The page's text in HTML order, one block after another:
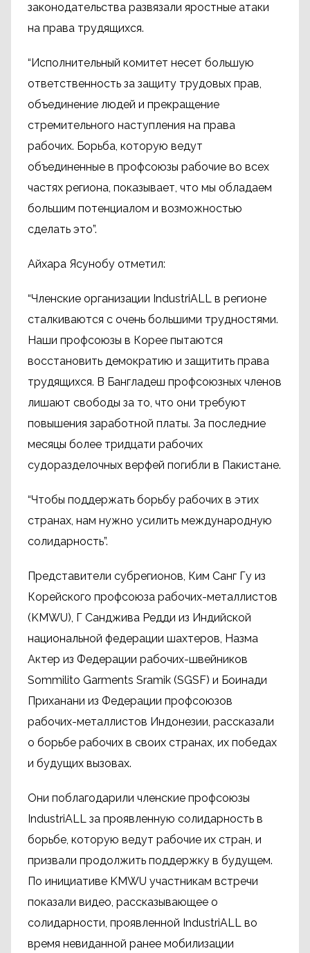
законодательства развязали яростные атаки
на права трудящихся.
“Исполнительный комитет несет большую
ответственность за защиту трудовых прав,
объединение людей и прекращение
стремительного наступления на права
рабочих. Борьба, которую ведут
объединенные в профсоюзы рабочие во всех
частях региона, показывает, что мы обладаем
большим потенциалом и возможностью
сделать это”.
Айхара Ясунобу отметил:
“Членские организации IndustriALL в регионе
сталкиваются с очень большими трудностями.
Наши профсоюзы в Корее пытаются
восстановить демократию и защитить права
трудящихся. В Бангладеш профсоюзных членов
лишают свободы за то, что они требуют
повышения заработной платы. За последние
месяцы более тридцати рабочих
судоразделочных верфей погибли в Пакистане.
“Чтобы поддержать борьбу рабочих в этих
странах, нам нужно усилить международную
солидарность”.
Представители субрегионов, Ким Санг Гу из
Корейского профсоюза рабочих-металлистов
(KMWU), Г Санджива Редди из Индийской
национальной федерации шахтеров, Назма
Актер из Федерации рабочих-швейников
Sommilito Garments Sramik (SGSF) и Боинади
Приханани из Федерации профсоюзов
рабочих-металлистов Индонезии, рассказали
о борьбе рабочих в своих странах, их победах
и будущих вызовах.
Они поблагодарили членские профсоюзы
IndustriALL за проявленную солидарность в
борьбе, которую ведут рабочие их стран, и
призвали продолжить поддержку в будущем.
По инициативе KMWU участникам встречи
показали видео, рассказывающее о
солидарности, проявленной IndustriALL во
время невиданной ранее мобилизации